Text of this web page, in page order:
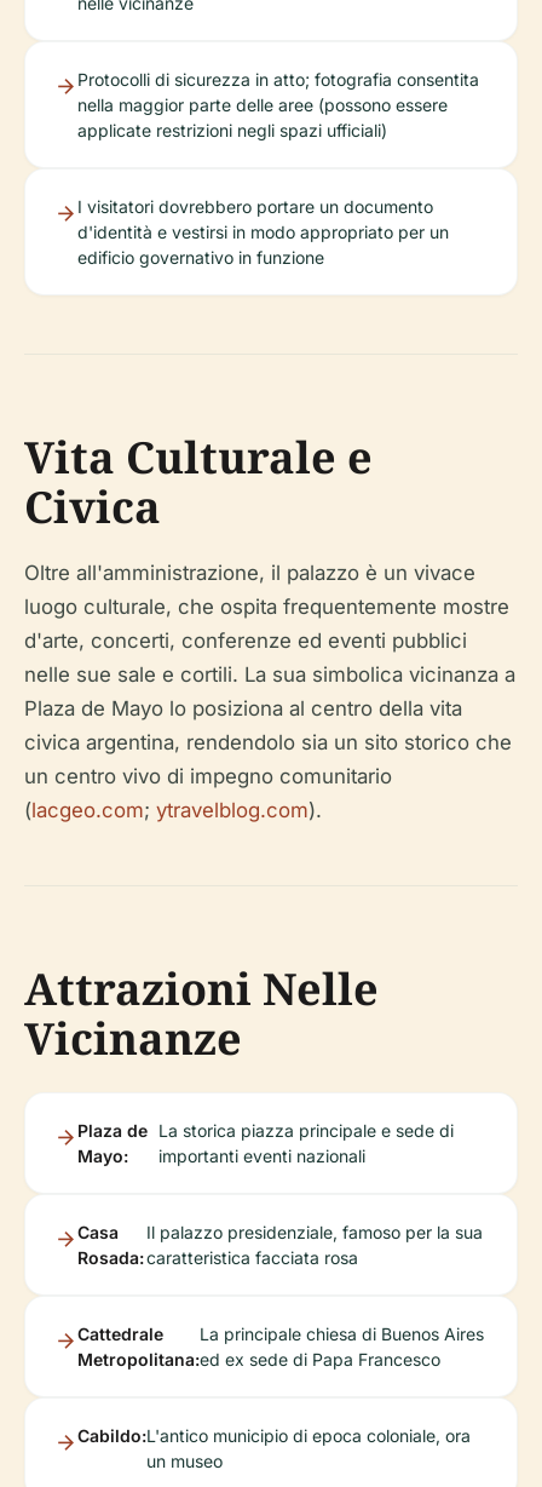
Protocolli di sicurezza in atto; fotografia consentita
nella maggior parte delle aree (possono essere
applicate restrizioni negli spazi ufficiali)
I visitatori dovrebbero portare un documento
d'identità e vestirsi in modo appropriato per un
edificio governativo in funzione
Vita Culturale e
Civica
Oltre all'amministrazione, il palazzo è un vivace
luogo culturale, che ospita frequentemente mostre
d'arte, concerti, conferenze ed eventi pubblici
nelle sue sale e cortili. La sua simbolica vicinanza a
Plaza de Mayo lo posiziona al centro della vita
civica argentina, rendendolo sia un sito storico che
un centro vivo di impegno comunitario
(lacgeo.com; ytravelblog.com).
Attrazioni Nelle
Vicinanze
Plaza de
Mayo:
La storica piazza principale e sede di
importanti eventi nazionali
Casa
Rosada:
Il palazzo presidenziale, famoso per la sua
caratteristica facciata rosa
Cattedrale
Metropolitana:
La principale chiesa di Buenos Aires
ed ex sede di Papa Francesco
Cabildo:L'antico municipio di epoca coloniale, ora
un museo